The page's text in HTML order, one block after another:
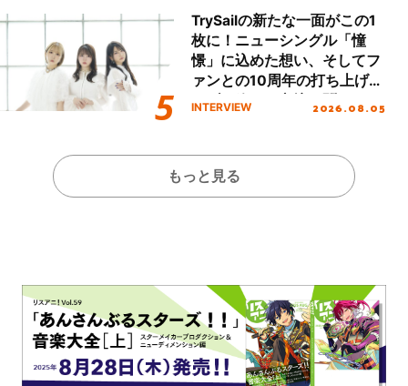
TrySailの新たな一面がこの1
枚に！ニューシングル「憧
憬」に込めた想い、そしてフ
ァンとの10周年の打ち上げラ
イブを終えた心境を聞いた。
INTERVIEW 2026.08.05
もっと見る